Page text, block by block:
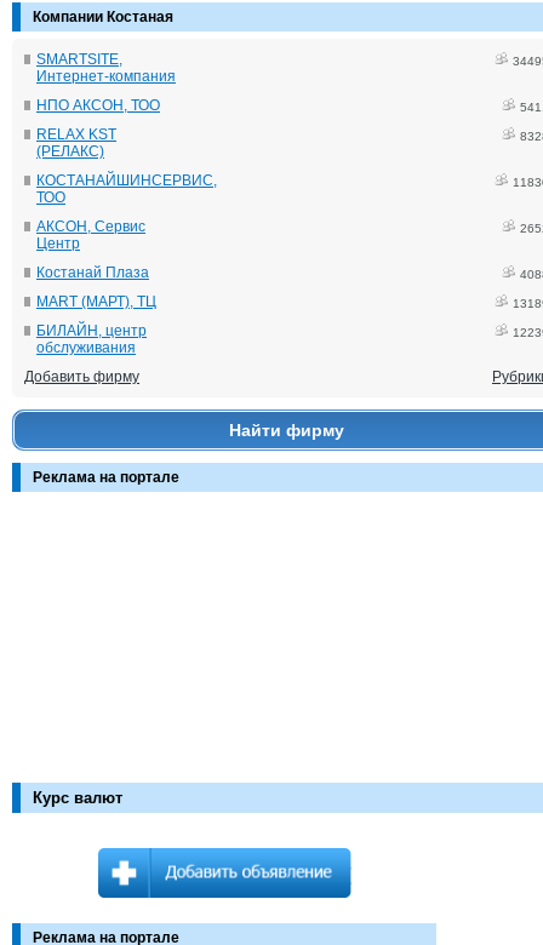
Компании Костаная
SMARTSITE,
Интернет-компания
НПО АКСОН, ТОО
RELAX KST
(РЕЛАКС)
КОСТАНАЙШИНСЕРВИС,
ТОО
АКСОН, Сервис
Центр
Костанай Плаза
MART (МАРТ), ТЦ
БИЛАЙН, центр
обслуживания
Добавить фирму
Найти фирму
Реклама на портале
Курс валют
Реклама на портале